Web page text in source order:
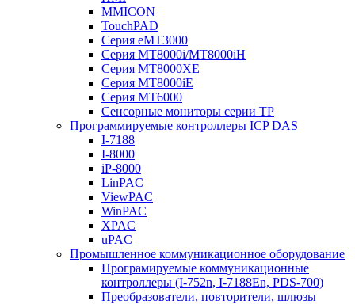
MMICON
TouchPAD
Серия eMT3000
Серия MT8000i/MT8000iH
Серия MT8000XE
Серия MT8000iE
Серия MT6000
Сенсорные мониторы серии TP
Программируемые контроллеры ICP DAS
I-7188
I-8000
iP-8000
LinPAC
ViewPAC
WinPAC
XPAC
uPAC
Промышленное коммуникационное оборудование
Програмируемые коммуникационные
контроллеры (I-752n, I-7188En, PDS-700)
Преобразователи, повторители, шлюзы